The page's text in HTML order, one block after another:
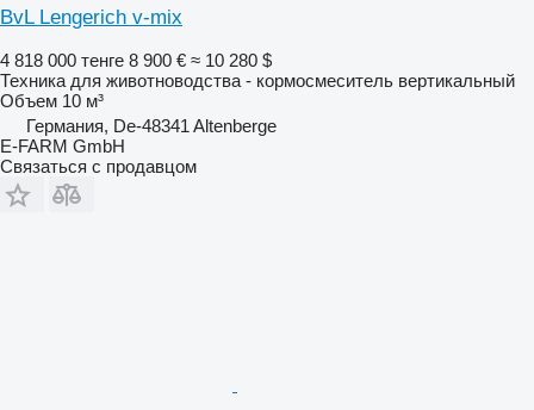
BvL Lengerich v-mix
4 818 000 тенге 8 900 € ≈ 10 280 $
Техника для животноводства - кормосмеситель вертикальный
Объем 10 м³
Германия, De-48341 Altenberge
E-FARM GmbH
Связаться с продавцом